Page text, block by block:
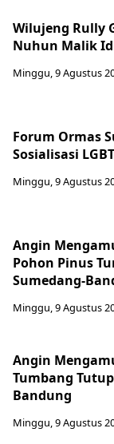
Wilujeng Rully
Nuhun Malik
Minggu, 9 Agustus
Forum Ormas
Sosialisasi
Minggu, 9 Agustus
Angin
Pohon Pinus
Sumedang-
Minggu, 9 Agustus
Angin
Tumbang
Bandung
Minggu, 9 Agustus